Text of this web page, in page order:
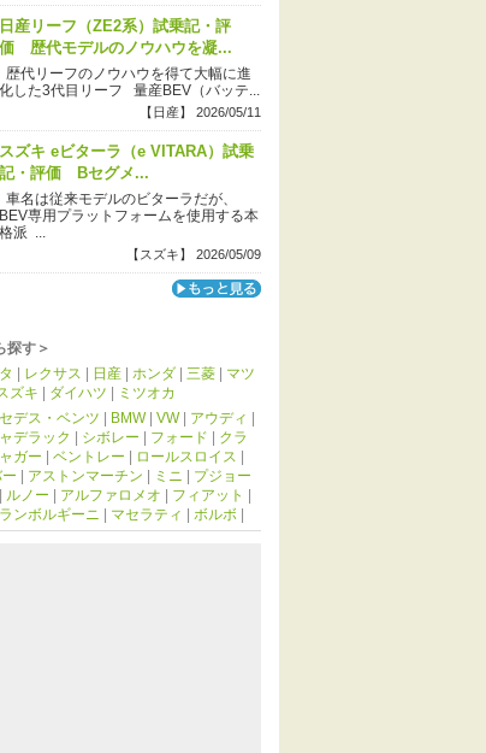
日産リーフ（ZE2系）試乗記・評
価 歴代モデルのノウハウを凝...
歴代リーフのノウハウを得て大幅に進
化した3代目リーフ 量産BEV（バッテ...
【日産】 2026/05/11
スズキ eビターラ（e VITARA）試乗
記・評価 Bセグメ...
車名は従来モデルのビターラだが、
BEV専用プラットフォームを使用する本
格派 ...
【スズキ】 2026/05/09
探す＞
レクサス 日産 ホンダ 三菱
マツ
ズキ ダイハツ
ミツオカ
デス・ベンツ BMW| VW| アウディ
デラック シボレー フォード
クラ
ガー ベントレー ロールスロイス
アストンマーチン ミニ
プジョー
ルノー アルファロメオ フィアット
ランボルギーニ マセラティ ボルボ